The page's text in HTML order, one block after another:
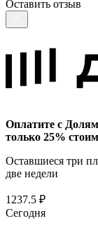
Оставить отзыв
Оплатите с
только 25%
Оставшиеся три
две недели
1237.5 ₽
Сегодня